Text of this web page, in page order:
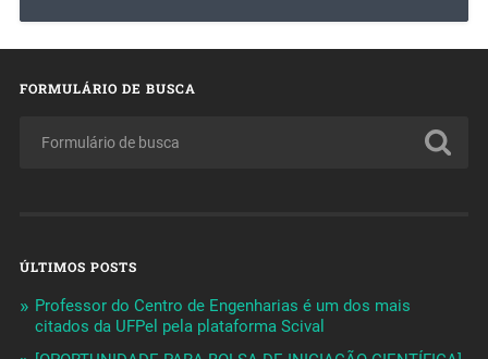
FORMULÁRIO DE BUSCA
ÚLTIMOS POSTS
Professor do Centro de Engenharias é um dos mais
citados da UFPel pela plataforma Scival